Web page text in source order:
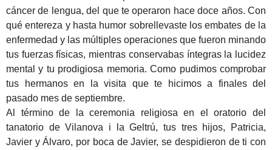
cáncer de lengua, del que te operaron hace doce años. Con
qué entereza y hasta humor sobrellevaste los embates de la
enfermedad y las múltiples operaciones que fueron minando
tus fuerzas físicas, mientras conservabas íntegras la lucidez
mental y tu prodigiosa memoria. Como pudimos comprobar
tus hermanos en la visita que te hicimos a finales del
pasado mes de septiembre.
Al término de la ceremonia religiosa en el oratorio del
tanatorio de Vilanova i la Geltrú, tus tres hijos, Patricia,
Javier y Álvaro, por boca de Javier, se despidieron de ti con